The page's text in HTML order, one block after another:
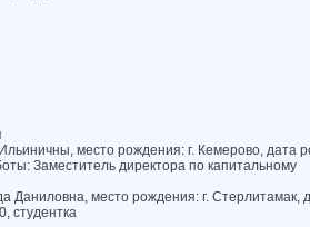
место рождения: г. Кемерово, дата
Заместитель директора по капитальному
Даниловна, место рождения: г. Стерлитамак,
студентка